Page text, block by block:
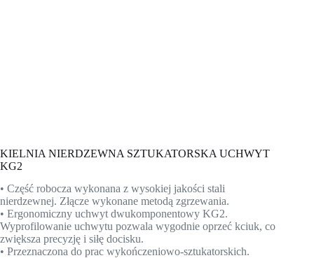
KIELNIA NIERDZEWNA SZTUKATORSKA UCHWYT
KG2
• Część robocza wykonana z wysokiej jakości stali
nierdzewnej. Złącze wykonane metodą zgrzewania.
• Ergonomiczny uchwyt dwukomponentowy KG2.
Wyprofilowanie uchwytu pozwala wygodnie oprzeć kciuk, co
zwiększa precyzję i siłę docisku.
• Przeznaczona do prac wykończeniowo-sztukatorskich.